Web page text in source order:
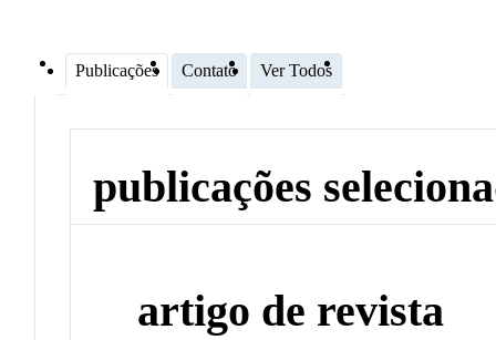
Publicações Contato Ver Todos
publicações
artigo de revista